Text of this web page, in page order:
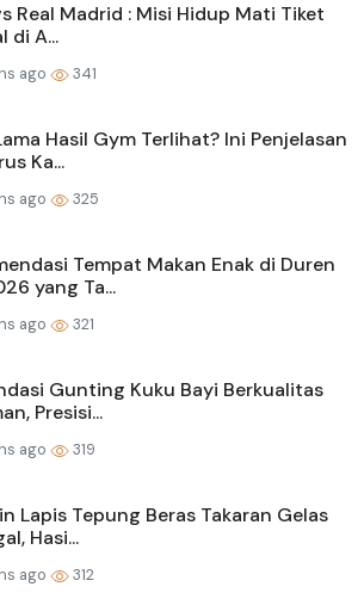
Real Madrid : Misi Hidup Mati Tiket
di A...
ago 341
Hasil Gym Terlihat? Ini Penjelasan
Ka...
ago 325
Tempat Makan Enak di Duren
yang Ta...
ago 321
Gunting Kuku Bayi Berkualitas
Presisi...
ago 319
Lapis Tepung Beras Takaran Gelas
Hasi...
ago 312